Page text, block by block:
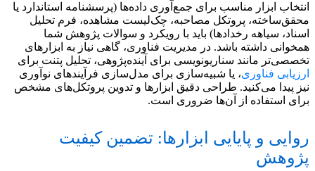
انتخاب ابزار مناسب برای جمع‌آوری داده‌ها (پرسشنامه استاندارد یا
محقق‌ساخته، پروتکل مصاحبه، چک‌لیست مشاهده، فرم تحلیل
اسناد، سیاهه رخدادها) باید با رویکرد و سوالات پژوهش شما
همخوانی داشته باشد. در مدیریت فناوری، گاهی نیاز به ابزارهای
تخصصی‌تر مانند سناریونویسی برای آینده‌پژوهی، تحلیل پتنت برای
ارزیابی فناوری، یا شبیه‌سازی برای مدل‌سازی فرآیندهای نوآوری
نیز پیدا می‌کنید. طراحی دقیق ابزارها و تدوین پروتکل‌های مشخص
برای استفاده از آن‌ها ضروری است.
روایی و پایایی ابزارها: تضمین کیفیت
پژوهش